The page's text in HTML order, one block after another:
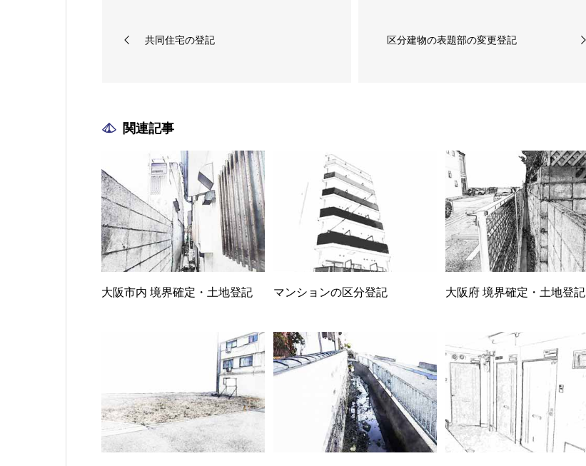
共同住宅の登記 区分建物の表題部の変更登記
関連記事
大阪市内 境界確定・土地登記 マンションの区分登記 大阪府 境界確定・土地登記